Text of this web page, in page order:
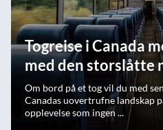
Togreise i Canada
med den storslåtte
Om bord på et tog vil du med
Canadas uovertrufne landskap
opplevelse som ingen ...